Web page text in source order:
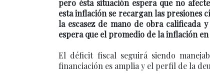
pero ésta situación espera que no
esta inflación se recargan las presiones
la escasez de mano de obra calificada
espera que el promedio de la inflación
El déficit fiscal seguirá siendo
financiación es amplia y el perfil de la